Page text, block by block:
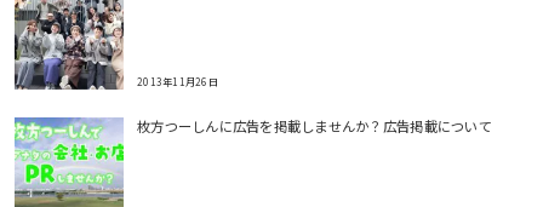
2013年11月26日
枚方つーしんに広告を掲載しませんか？広告掲載について